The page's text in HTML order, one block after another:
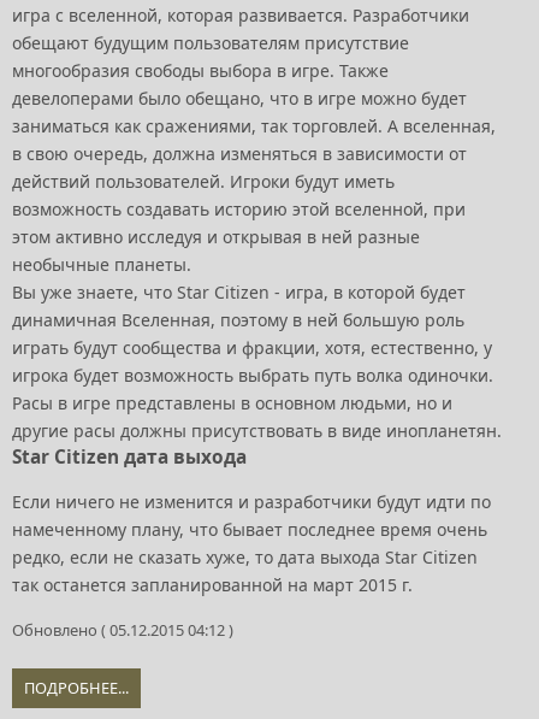
игра с вселенной, которая развивается. Разработчики
обещают будущим пользователям присутствие
многообразия свободы выбора в игре. Также
девелоперами было обещано, что в игре можно будет
заниматься как сражениями, так торговлей. А вселенная,
в свою очередь, должна изменяться в зависимости от
действий пользователей. Игроки будут иметь
возможность создавать историю этой вселенной, при
этом активно исследуя и открывая в ней разные
необычные планеты.
Вы уже знаете, что Star Citizen - игра, в которой будет
динамичная Вселенная, поэтому в ней большую роль
играть будут сообщества и фракции, хотя, естественно, у
игрока будет возможность выбрать путь волка одиночки.
Расы в игре представлены в основном людьми, но и
другие расы должны присутствовать в виде инопланетян.
Star Citizen дата выхода
Если ничего не изменится и разработчики будут идти по
намеченному плану, что бывает последнее время очень
редко, если не сказать хуже, то дата выхода Star Citizen
так останется запланированной на март 2015 г.
Обновлено ( 05.12.2015 04:12 )
ПОДРОБНЕЕ...